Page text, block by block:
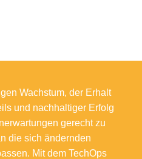
Wachstum, der Erhalt
und nachhaltiger Erfolg
gerecht zu
die sich ändernden
Mit dem TechOps